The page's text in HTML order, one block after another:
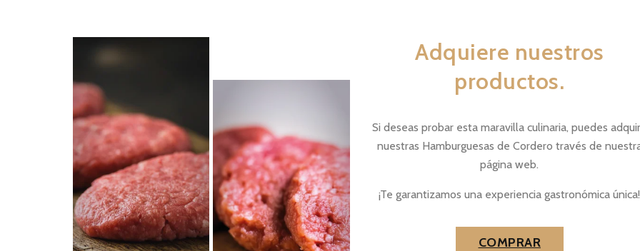
Adquiere nuestros
productos.
Si deseas probar esta maravilla culinaria, puedes
nuestras Hamburguesas de Cordero través de
página web.
¡Te garantizamos una experiencia gastronómica única!
COMPRAR